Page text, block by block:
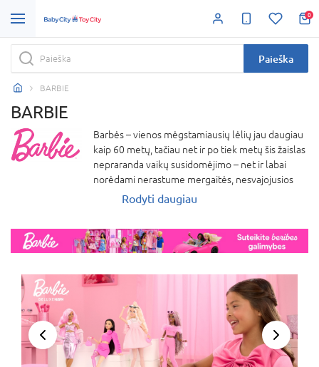
0
Paieška
BARBIE
BARBIE
Barbės – vienos mėgstamiausių lėlių jau daugiau
kaip 60 metų, tačiau net ir po tiek metų šis žaislas
nepraranda vaikų susidomėjimo – net ir labai
norėdami nerastume mergaitės, nesvajojusios
apie Barbę! Barbių lėlės gyvena tarsi atskirame
šeimos narių, tarp kurių visiems gerai žinomi:
Kenas, Skiperis, Steisė, Čelsė, Kelė, Teresė, Niki ir
fantastinių veikėjų, tokių kaip undinėlės, fėjos,
princesės ir kiti pasakų personažai. „Barbie“
prekės ženklo lėlės skatina mergaites svajoti,
įkvepia siekti tikslų, o šūkis „Tu gali tapti bet kuo“
kviečia jas nevaržyti vaizduotės ir išbandyti save
įvairiose gyvenimiškose situacijose. Negana to,
Rodyti daugiau
Peržiūra Kitas